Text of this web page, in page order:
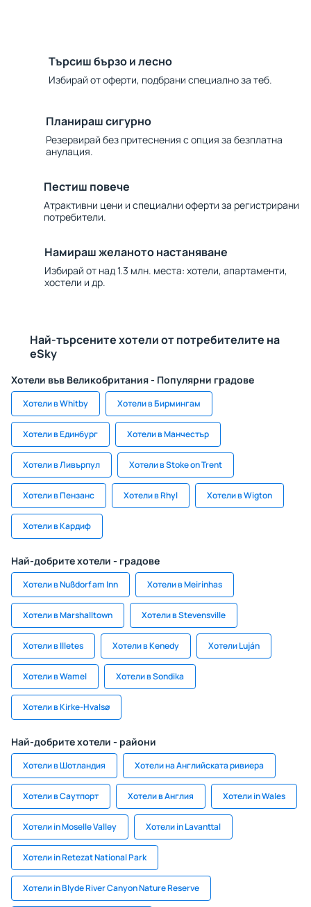
Търсиш бързо и лесно
Избирай от оферти, подбрани специално за теб.
Планираш сигурно
Резервирай без притеснения с опция за безплатна
анулация.
Пестиш повече
Атрактивни цени и специални оферти за регистрирани
потребители.
Намираш желаното настаняване
Избирай от над 1.3 млн. места: хотели, апартаменти,
хостели и др.
Най-търсените хотели от потребителите на
eSky
Хотели във Великобритания - Популярни градове
Хотели в Whitby Хотели в Бирмингам
Хотели в Единбург Хотели в Манчестър
Хотели в Ливърпул Хотели в Stoke on Trent
Хотели в Пензанс Хотели в Rhyl Хотели в Wigton
Хотели в Кардиф
Най-добрите хотели - градове
Хотели в Nußdorf am Inn Хотели в Meirinhas
Хотели в Marshalltown Хотели в Stevensville
Хотели в Illetes Хотели в Kenedy Хотели Luján
Хотели в Wamel Хотели в Sondika
Хотели в Kirke-Hvalsø
Най-добрите хотели - райони
Хотели в Шотландия Хотели на Английската ривиера
Хотели в Саутпорт Хотели в Англия Хотели in Wales
Хотели in Moselle Valley Хотели in Lavanttal
Хотели in Retezat National Park
Хотели in Blyde River Canyon Nature Reserve